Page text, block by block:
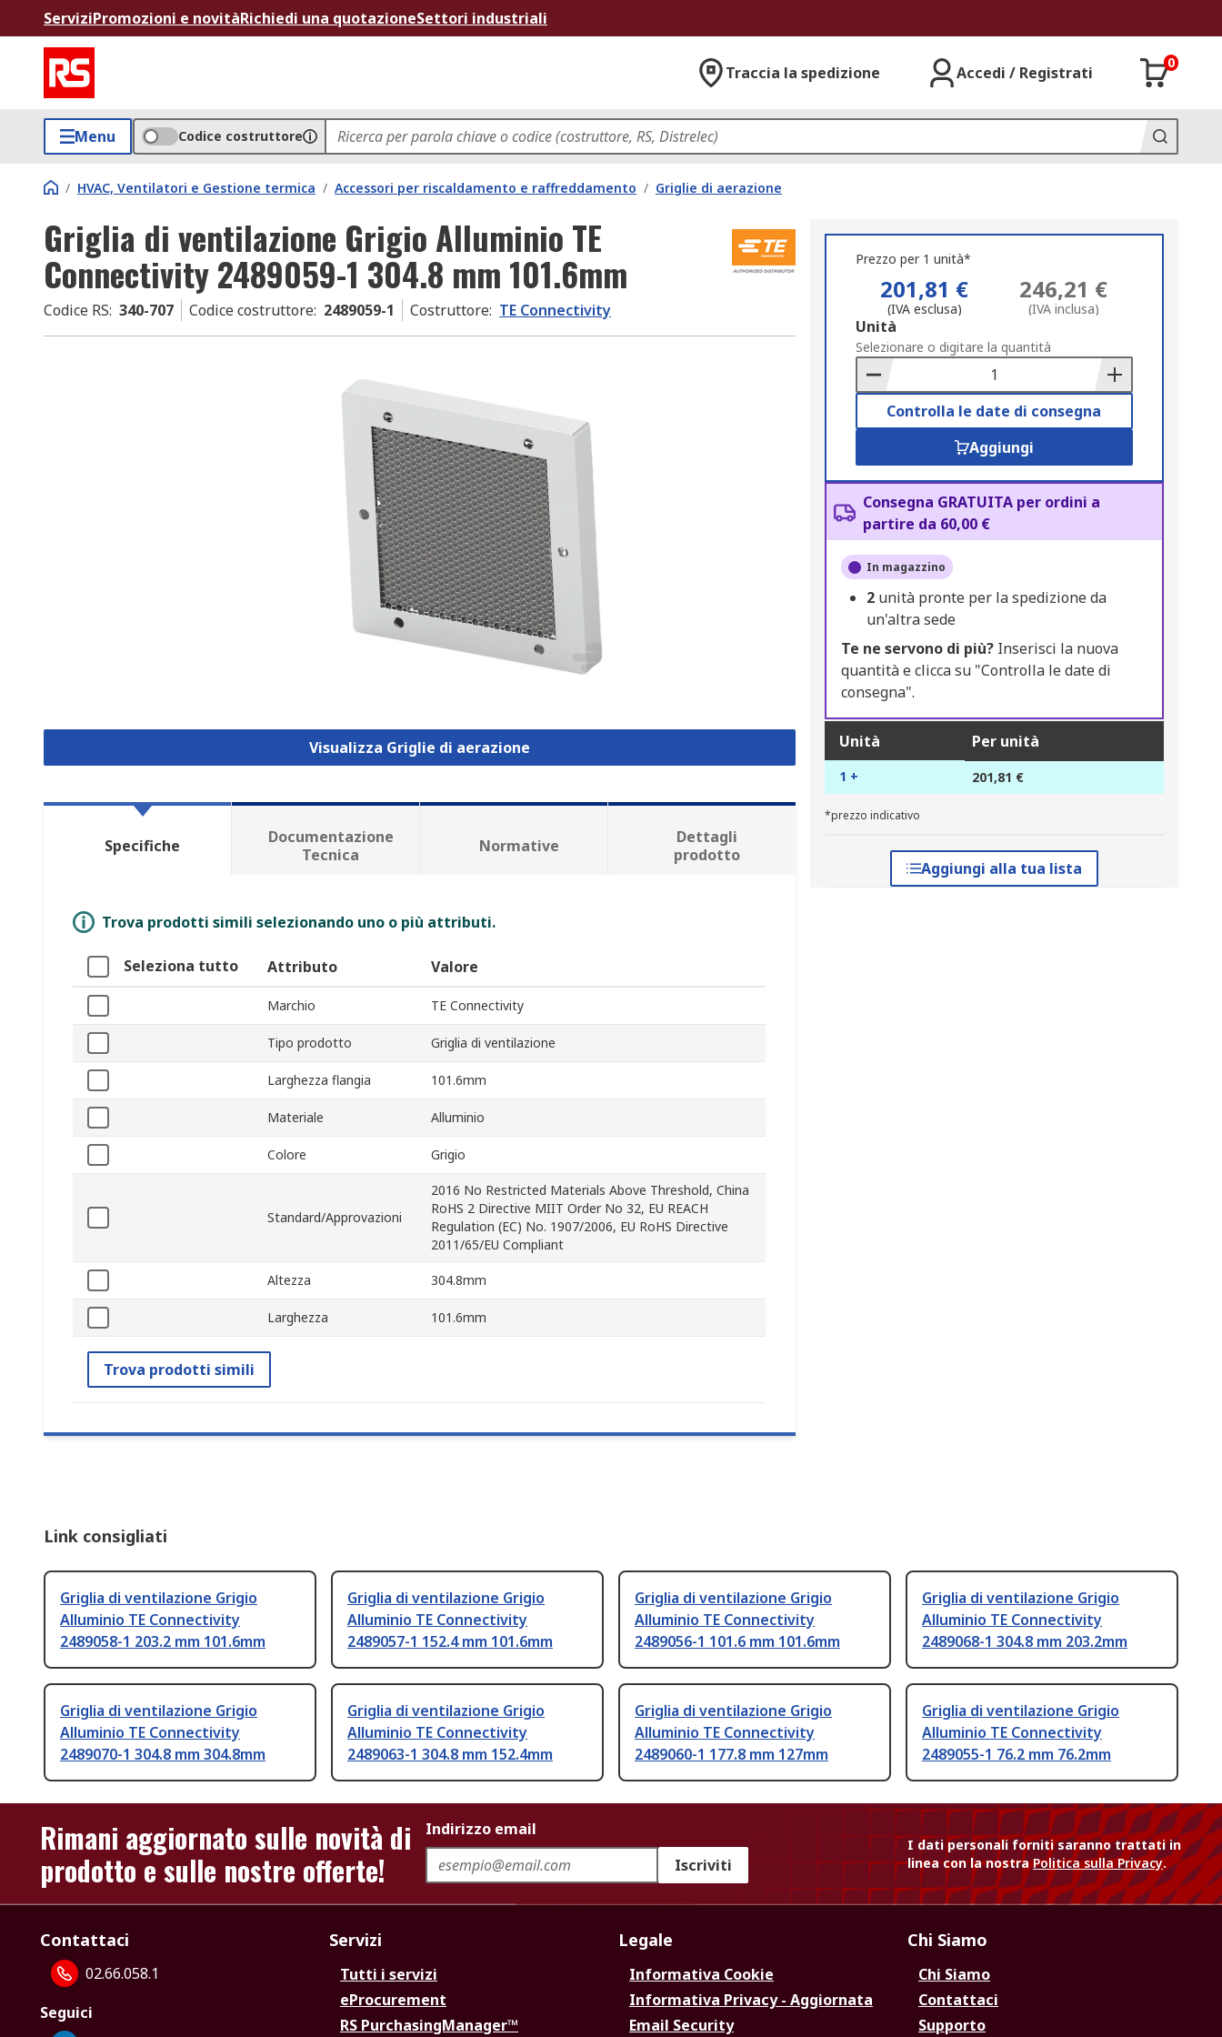
ServiziPromozioni e novitàRichiedi una quotazioneSettori industriali
Traccia la spedizione Accedi / Registrati
0
Menu Codice costruttore
/ HVAC, Ventilatori e Gestione termica / Accessori per riscaldamento e raffreddamento / Griglie di aerazione
Griglia di ventilazione Grigio Alluminio TE
Connectivity 2489059-1 304.8 mm 101.6mm
Codice RS: 340-707 Codice costruttore: 2489059-1 Costruttore: TE Connectivity
Visualizza Griglie di aerazione
Prezzo per 1 unità*
201,81 €
(IVA esclusa)
246,21 €
(IVA inclusa)
Add
to
Basket
Unità
Selezionare o digitare la quantità
Controlla le date di consegna
Aggiungi
Consegna GRATUITA per ordini a
partire da 60,00 €
In magazzino
2 unità pronte per la spedizione da
un'altra sede
Te ne servono di più?Inserisci la nuova
quantità e clicca su "Controlla le date di
consegna".
Unità Per unità
1 + 201,81 €
*prezzo indicativo
Aggiungi alla tua lista
Specifiche
Documentazione
Tecnica
Normative
Dettagli
prodotto
Trova prodotti simili selezionando uno o più attributi.
Seleziona tutto Attributo Valore
Marchio TE Connectivity
Tipo prodotto Griglia di ventilazione
Larghezza flangia 101.6mm
Materiale Alluminio
Colore Grigio
Standard/Approvazioni
2016 No Restricted Materials Above Threshold, China
RoHS 2 Directive MIIT Order No 32, EU REACH
Regulation (EC) No. 1907/2006, EU RoHS Directive
2011/65/EU Compliant
Altezza 304.8mm
Larghezza 101.6mm
Trova prodotti simili
Link consigliati
Griglia di ventilazione Grigio
Alluminio TE Connectivity
2489058-1 203.2 mm 101.6mm
Griglia di ventilazione Grigio
Alluminio TE Connectivity
2489057-1 152.4 mm 101.6mm
Griglia di ventilazione Grigio
Alluminio TE Connectivity
2489056-1 101.6 mm 101.6mm
Griglia di ventilazione Grigio
Alluminio TE Connectivity
2489068-1 304.8 mm 203.2mm
Griglia di ventilazione Grigio
Alluminio TE Connectivity
2489070-1 304.8 mm 304.8mm
Griglia di ventilazione Grigio
Alluminio TE Connectivity
2489063-1 304.8 mm 152.4mm
Griglia di ventilazione Grigio
Alluminio TE Connectivity
2489060-1 177.8 mm 127mm
Griglia di ventilazione Grigio
Alluminio TE Connectivity
2489055-1 76.2 mm 76.2mm
Rimani aggiornato sulle novità di
prodotto e sulle nostre offerte!
Indirizzo email
Iscriviti
I dati personali forniti saranno trattati in
linea con la nostraPolitica sulla Privacy.
Contattaci
02.66.058.1
Seguici
Servizi
Tutti i servizi
eProcurement
RS PurchasingManager™
Legale
Informativa Cookie
Informativa Privacy - Aggiornata
Email Security
Chi Siamo
Chi Siamo
Contattaci
Supporto